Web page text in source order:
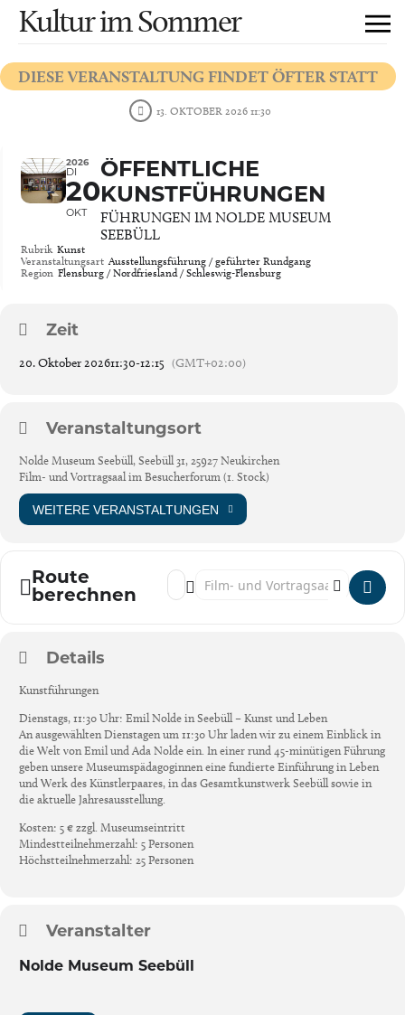
Kultur im Sommer
DIESE VERANSTALTUNG FINDET ÖFTER STATT
13. OKTOBER 2026 11:30
2026
DI
20
OKT
ÖFFENTLICHE
KUNSTFÜHRUNGEN
FÜHRUNGEN IM NOLDE MUSEUM
SEEBÜLL
Rubrik Kunst
Veranstaltungsart Ausstellungsführung / geführter Rundgang
Region Flensburg / Nordfriesland / Schleswig-Flensburg
Zeit
20. Oktober 202611:30-12:15 (GMT+02:00)
Veranstaltungsort
Nolde Museum Seebüll, Seebüll 31, 25927 Neukirchen
Film- und Vortragsaal im Besucherforum (1. Stock)
WEITERE VERANSTALTUNGEN
Route
berechnen
Address - Öffentliche Kunstführungen
Destination Address - Öffentliche
Details
Kunstführungen
Dienstags, 11:30 Uhr: Emil Nolde in Seebüll – Kunst und Leben
An ausgewählten Dienstagen um 11:30 Uhr laden wir zu einem Einblick in
die Welt von Emil und Ada Nolde ein. In einer rund 45-minütigen Führung
geben unsere Museumspädagoginnen eine fundierte Einführung in Leben
und Werk des Künstlerpaares, in das Gesamtkunstwerk Seebüll sowie in
die aktuelle Jahresausstellung.
Kosten: 5 € zzgl. Museumseintritt
Mindestteilnehmerzahl: 5 Personen
Höchstteilnehmerzahl: 25 Personen
Veranstalter
Nolde Museum Seebüll